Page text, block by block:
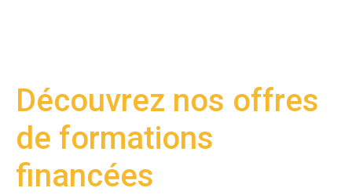
Découvrez nos offres
de formations
financées